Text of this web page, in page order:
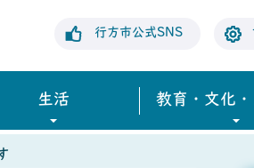
行方市公式SNS
生活 教育・文化